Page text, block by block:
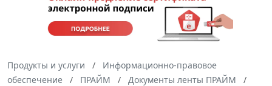
Продукты и услуги
Информационно-правовое
обеспечение
ПРАЙМ
Документы ленты ПРАЙМ